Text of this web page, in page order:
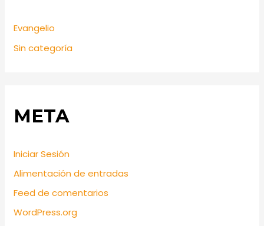
Evangelio
Sin categoría
META
Iniciar Sesión
Alimentación de entradas
Feed de comentarios
WordPress.org